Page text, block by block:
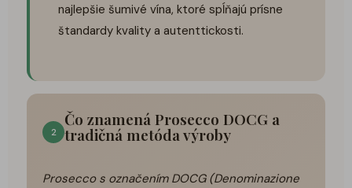
najlepšie šumivé vína, ktoré spĺňajú prísne
štandardy kvality a autenttickosti.
2
Čo znamená Prosecco DOCG a
tradičná metóda výroby
Prosecco s označením DOCG (Denominazione